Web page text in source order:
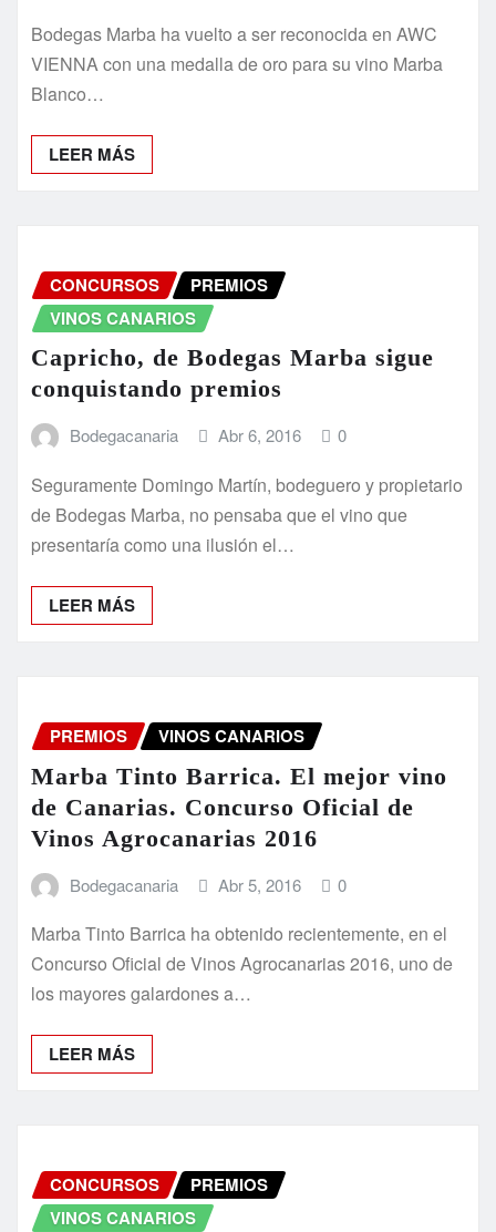
Bodegas Marba ha vuelto a ser reconocida en AWC
VIENNA con una medalla de oro para su vino Marba
Blanco…
LEER MÁS
CONCURSOS
PREMIOS
VINOS CANARIOS
Capricho, de Bodegas Marba sigue
conquistando premios
Bodegacanaria Abr 6, 2016 0
Seguramente Domingo Martín, bodeguero y propietario
de Bodegas Marba, no pensaba que el vino que
presentaría como una ilusión el…
LEER MÁS
PREMIOS VINOS CANARIOS
Marba Tinto Barrica. El mejor vino
de Canarias. Concurso Oficial de
Vinos Agrocanarias 2016
Bodegacanaria Abr 5, 2016 0
Marba Tinto Barrica ha obtenido recientemente, en el
Concurso Oficial de Vinos Agrocanarias 2016, uno de
los mayores galardones a…
LEER MÁS
CONCURSOS
PREMIOS
VINOS CANARIOS